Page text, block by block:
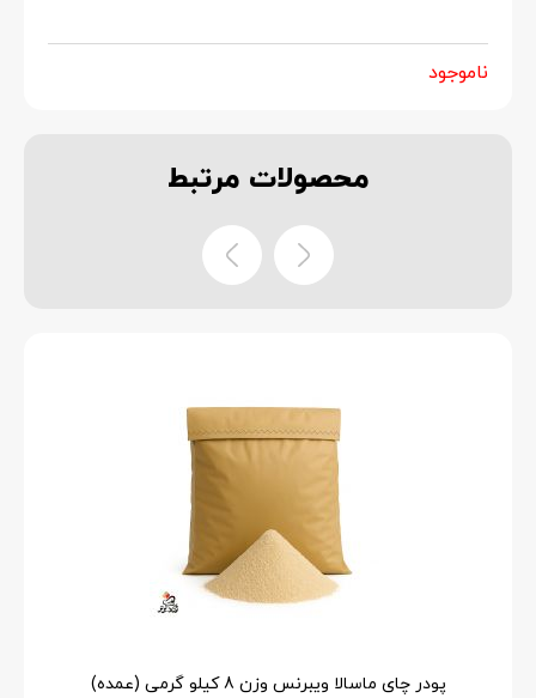
ناموجود
محصولات مرتبط
پودر چای ماسالا ویبرنس وزن 8 کیلو گرمی (عمده)